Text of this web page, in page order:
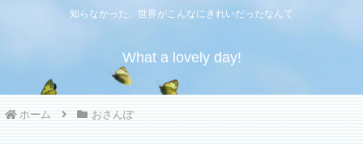
知らなかった、世界がこんなにきれいだったなんて
What a lovely day!
ホーム おさんぽ